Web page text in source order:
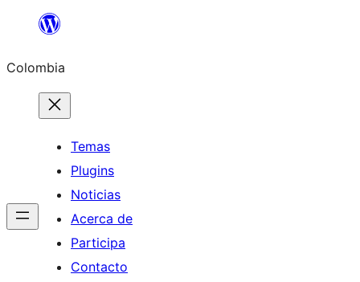
Saltar
contenido
Colombia
Temas
Plugins
Noticias
Acerca de
Participa
Contacto